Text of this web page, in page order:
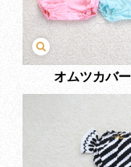
オムツカバ